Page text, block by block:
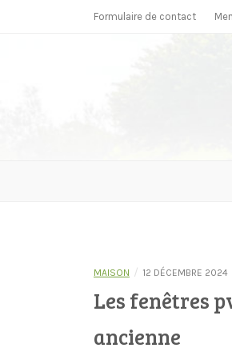
Formulaire de contact
MAISON / 12 DÉCEMBRE 2024
Les fenêtres
ancienne